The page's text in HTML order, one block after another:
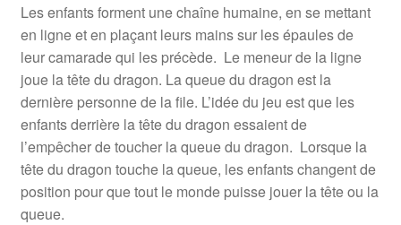
Les enfants forment une chaîne humaine, en se mettant
en ligne et en plaçant leurs mains sur les épaules de
leur camarade qui les précède. Le meneur de la ligne
joue la tête du dragon. La queue du dragon est la
dernière personne de la file. L’idée du jeu est que les
enfants derrière la tête du dragon essaient de
l’empêcher de toucher la queue du dragon. Lorsque la
tête du dragon touche la queue, les enfants changent de
position pour que tout le monde puisse jouer la tête ou la
queue.